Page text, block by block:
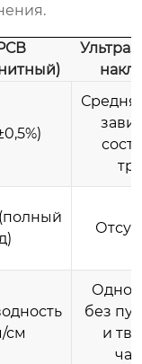
см
без
и